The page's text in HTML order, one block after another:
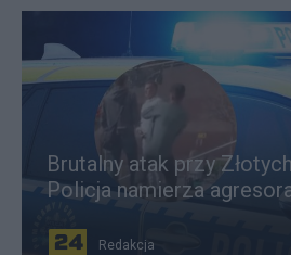
Brutalny atak przy
Policja namierza
Redakcja